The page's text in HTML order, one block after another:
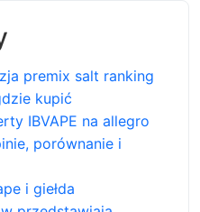
premix salt ranking
kupić
IBVAPE na allegro
porównanie i
i giełda